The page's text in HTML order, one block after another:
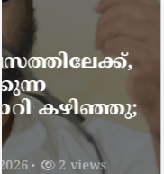
നാടെങ്ങും
അർജുൻ
മാറ്റി
By sakhionline